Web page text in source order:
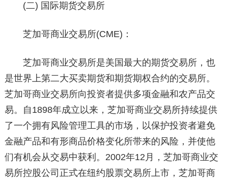
(二) 国际期货交易所
芝加哥商业交易所(CME)：
芝加哥商业交易所是美国最大的期货交易所，也
是世界上第二大买卖期货和期货期权合约的交易所。
芝加哥商业交易所向投资者提供多项金融和农产品交
易。自1898年成立以来，芝加哥商业交易所持续提供
了一个拥有风险管理工具的市场，以保护投资者避免
金融产品和有形商品价格变化所带来的风险，并使他
们有机会从交易中获利。2002年12月，芝加哥商业交
易所控股公司正式在纽约股票交易所上市，芝加哥商